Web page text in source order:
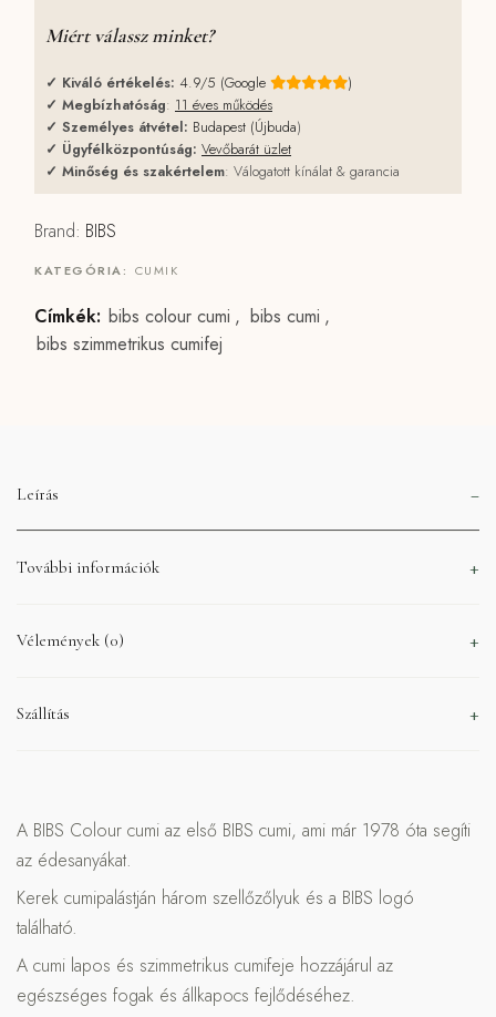
Miért válassz minket?
✓ Kiváló értékelés: 4.9/5 (Google
)
✓ Megbízhatóság: 11 éves működés
✓ Személyes átvétel: Budapest (Újbuda)
✓ Ügyfélközpontúság: Vevőbarát üzlet
✓ Minőség és szakértelem: Válogatott kínálat & garancia
Brand: BIBS
KATEGÓRIA: CUMIK
Címkék: bibs colour cumi , bibs cumi ,
bibs szimmetrikus cumifej
Leírás
További információk
Vélemények (0)
Szállítás
A BIBS Colour cumi az első BIBS cumi, ami már 1978 óta segíti
az édesanyákat.
Kerek cumipalástján három szellőzőlyuk és a BIBS logó
található.
A cumi lapos és szimmetrikus cumifeje hozzájárul az
egészséges fogak és állkapocs fejlődéséhez.